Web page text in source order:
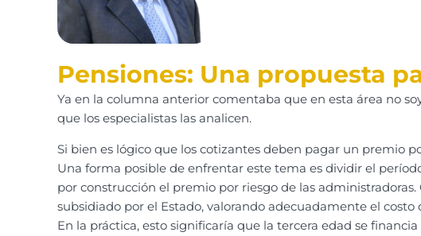
Pensiones: Una propuesta
Ya en la columna anterior comentaba que en esta área no
que los especialistas las analicen.
Si bien es lógico que los cotizantes deben pagar un premio
Una forma posible de enfrentar este tema es dividir el
por construcción el premio por riesgo de las
subsidiado por el Estado, valorando adecuadamente el
En la práctica, esto significaría que la tercera edad se